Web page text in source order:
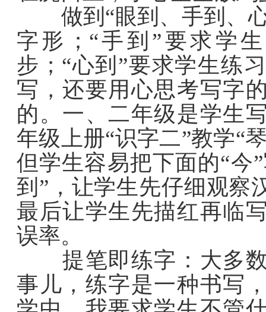
做到“眼到、手到、心
字形；“手到”要求学
步；“心到”要求学生练
写，还要用心思考写字
的。一、二年级是学生
年级上册“识字二”教学“
但学生容易把下面的“今
到”，让学生先仔细观察
最后让学生先描红再临
误率。
提笔即练字：大多数
事儿，练字是一种书写